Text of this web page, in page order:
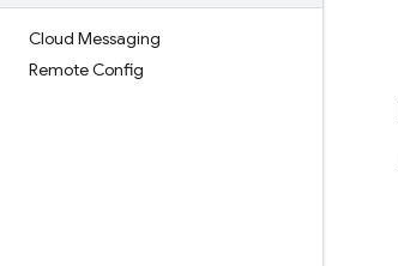
Cloud Messaging
Remote Config